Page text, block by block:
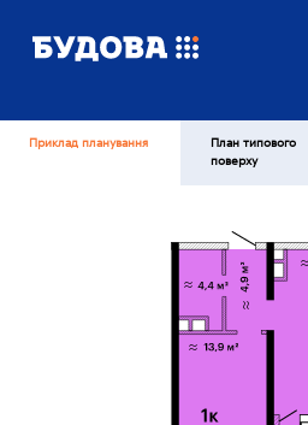
Приклад планування
План типового
поверху